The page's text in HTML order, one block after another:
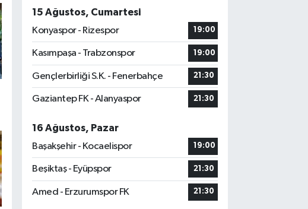
15 Ağustos, Cumartesi
Konyaspor - Rizespor
19:00
Kasımpaşa - Trabzonspor 19:00
Gençlerbirliği S.K. - Fenerbahçe 21:30
Gaziantep FK - Alanyaspor 21:30
16 Ağustos, Pazar
Başakşehir - Kocaelispor
19:00
Beşiktaş - Eyüpspor 21:30
Amed - Erzurumspor FK 21:30